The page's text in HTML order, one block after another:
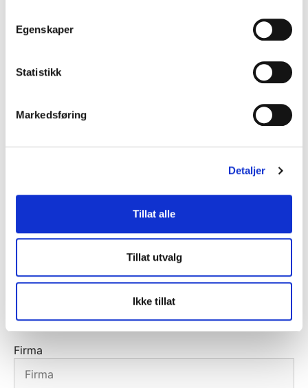
Egenskaper
Statistikk
Markedsføring
Detaljer
Tillat alle
Tillat utvalg
Ikke tillat
Kontakt oss for mer informasjon om våre
Firma